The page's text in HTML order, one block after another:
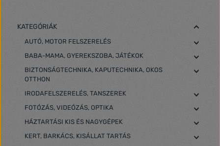
KATEGÓRIÁK
AUTÓ, MOTOR FELSZERELÉS
BABA-MAMA, GYEREKSZOBA, JÁTÉKOK
BIZTONSÁGTECHNIKA, KAPUTECHNIKA, OKOS
OTTHON
IRODAFELSZERELÉS, TANSZEREK
FOTÓZÁS, VIDEÓZÁS, OPTIKA
HÁZTARTÁSI KIS ÉS NAGYGÉPEK
KERT, BARKÁCS, KISÁLLAT TARTÁS